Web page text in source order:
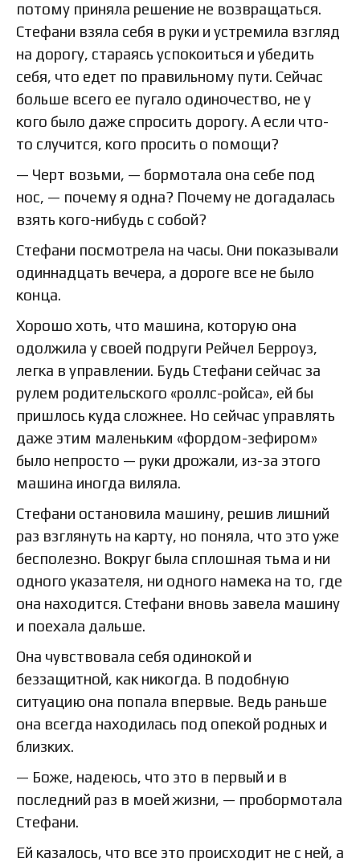
потому приняла решение не возвращаться.
Стефани взяла себя в руки и устремила взгляд
на дорогу, стараясь успокоиться и убедить
себя, что едет по правильному пути. Сейчас
больше всего ее пугало одиночество, не у
кого было даже спросить дорогу. А если что-
то случится, кого просить о помощи?
— Черт возьми, — бормотала она себе под
нос, — почему я одна? Почему не догадалась
взять кого-нибудь с собой?
Стефани посмотрела на часы. Они показывали
одиннадцать вечера, а дороге все не было
конца.
Хорошо хоть, что машина, которую она
одолжила у своей подруги Рейчел Берроуз,
легка в управлении. Будь Стефани сейчас за
рулем родительского «роллс-ройса», ей бы
пришлось куда сложнее. Но сейчас управлять
даже этим маленьким «фордом-зефиром»
было непросто — руки дрожали, из-за этого
машина иногда виляла.
Стефани остановила машину, решив лишний
раз взглянуть на карту, но поняла, что это уже
бесполезно. Вокруг была сплошная тьма и ни
одного указателя, ни одного намека на то, где
она находится. Стефани вновь завела машину
и поехала дальше.
Она чувствовала себя одинокой и
беззащитной, как никогда. В подобную
ситуацию она попала впервые. Ведь раньше
она всегда находилась под опекой родных и
близких.
— Боже, надеюсь, что это в первый и в
последний раз в моей жизни, — пробормотала
Стефани.
Ей казалось, что все это происходит не с ней, а